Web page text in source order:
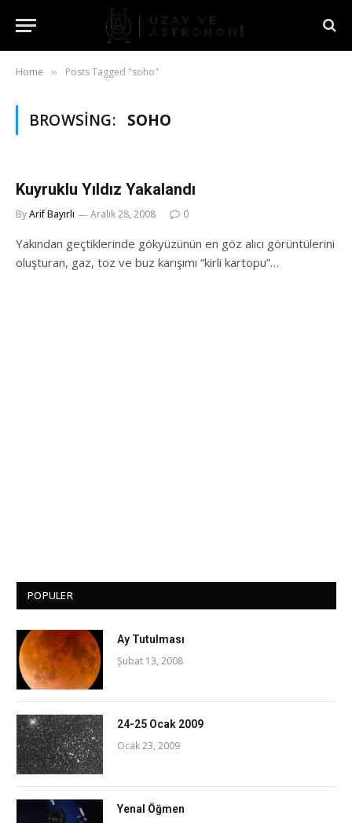
Home » Posts Tagged "soho"
BROWSING: SOHO
Kuyruklu Yıldız Yakalandı
ByArif Bayırlı Aralık 28, 2008 0
Yakından geçtiklerinde gökyüzünün en göz alıcı görüntülerini
oluşturan, gaz, toz ve buz karışımı “kirli kartopu”…
POPULER
Ay Tutulması
Şubat 13, 2008
24-25 Ocak 2009
Ocak 23, 2009
Yenal Öğmen